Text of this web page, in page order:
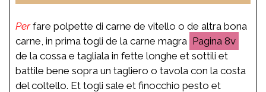
Perfare polpette di carne de vitello o de altra bona
carne, in prima togli de la carne magra
8v
de la cossa e tagliala in fette longhe et sottili et
battile bene sopra un tagliero o tavola con la costa
del coltello. Et togli sale et finocchio pesto et